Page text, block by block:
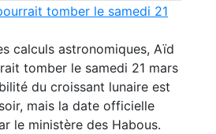
tomber le samedi 21
calculs astronomiques, Aïd
tomber le samedi 21 mars
du croissant lunaire est
mais la date officielle
le ministère des Habous.